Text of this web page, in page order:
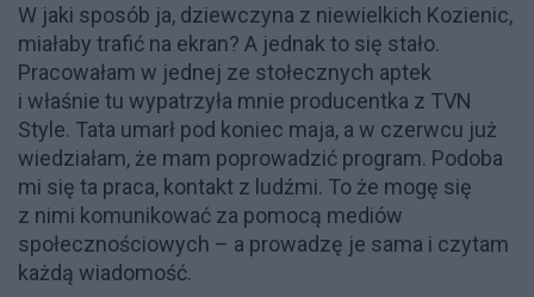
W jaki sposób ja, dziewczyna z niewielkich Kozienic,
miałaby trafić na ekran? A jednak to się stało.
Pracowałam w jednej ze stołecznych aptek
i właśnie tu wypatrzyła mnie producentka z TVN
Style. Tata umarł pod koniec maja, a w czerwcu już
wiedziałam, że mam poprowadzić program. Podoba
mi się ta praca, kontakt z ludźmi. To że mogę się
z nimi komunikować za pomocą mediów
społecznościowych – a prowadzę je sama i czytam
każdą wiadomość.